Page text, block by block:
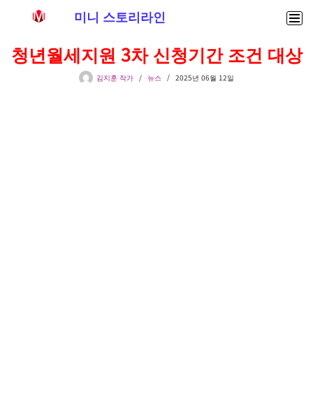
텐
미니 스토리라인
청년월세지원 3차 신청기간 조건 대상
김지훈 작가 뉴스 2025년 06월 12일